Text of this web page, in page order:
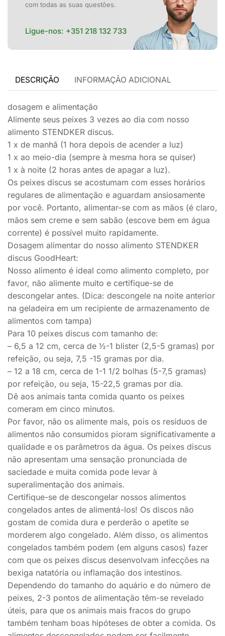
com todas as suas questões.
Ligue-nos: +351 218 132 733
DESCRIÇÃO INFORMAÇÃO ADICIONAL
dosagem e alimentação
Alimente seus peixes 3 vezes ao dia com nosso
alimento STENDKER discus.
1 x de manhã (1 hora depois de acender a luz)
1 x ao meio-dia (sempre à mesma hora se quiser)
1 x à noite (2 horas antes de apagar a luz).
Os peixes discus se acostumam com esses horários
regulares de alimentação e aguardam ansiosamente
por você. Portanto, alimentar-se com as mãos (é claro,
mãos sem creme e sem sabão (escove bem em água
corrente) é possível muito rapidamente.
Dosagem alimentar do nosso alimento STENDKER
discus GoodHeart:
Nosso alimento é ideal como alimento completo, por
favor, não alimente muito e certifique-se de
descongelar antes. (Dica: descongele na noite anterior
na geladeira em um recipiente de armazenamento de
alimentos com tampa)
Para 10 peixes discus com tamanho de:
– 6,5 a 12 cm, cerca de ½-1 blister (2,5-5 gramas) por
refeição, ou seja, 7,5 -15 gramas por dia.
– 12 a 18 cm, cerca de 1-1 1/2 bolhas (5-7,5 gramas)
por refeição, ou seja, 15-22,5 gramas por dia.
Dê aos animais tanta comida quanto os peixes
comeram em cinco minutos.
Por favor, não os alimente mais, pois os resíduos de
alimentos não consumidos pioram significativamente a
qualidade e os parâmetros da água. Os peixes discus
não apresentam uma sensação pronunciada de
saciedade e muita comida pode levar à
superalimentação dos animais.
Certifique-se de descongelar nossos alimentos
congelados antes de alimentá-los! Os discos não
gostam de comida dura e perderão o apetite se
morderem algo congelado. Além disso, os alimentos
congelados também podem (em alguns casos) fazer
com que os peixes discus desenvolvam infecções na
bexiga natatória ou inflamação dos intestinos.
Dependendo do tamanho do aquário e do número de
peixes, 2-3 pontos de alimentação têm-se revelado
úteis, para que os animais mais fracos do grupo
também tenham boas hipóteses de obter a comida. Os